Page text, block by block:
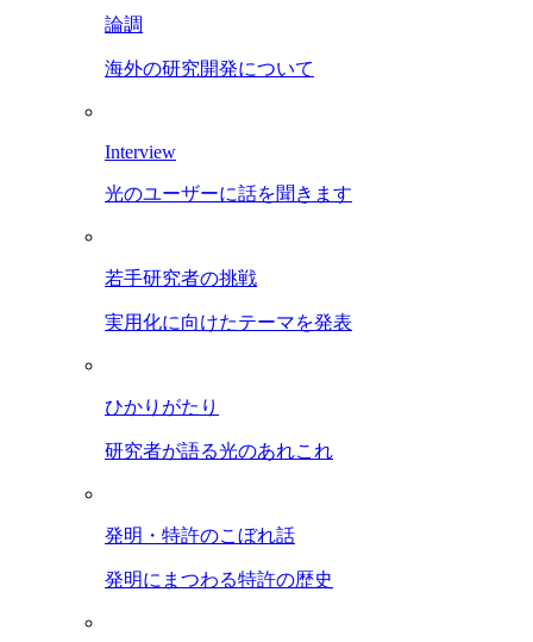
論調
海外の研究開発について
Interview
光のユーザーに話を聞きます
若手研究者の挑戦
実用化に向けたテーマを発表
ひかりがたり
研究者が語る光のあれこれ
発明・特許のこぼれ話
発明にまつわる特許の歴史